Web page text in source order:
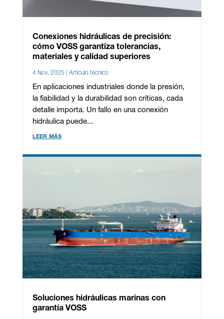
Conexiones hidráulicas de precisión:
cómo VOSS garantiza tolerancias,
materiales y calidad superiores
4 Nov, 2025 Artículo técnico
En aplicaciones industriales donde la presión,
la fiabilidad y la durabilidad son críticas, cada
detalle importa. Un fallo en una conexión
hidráulica puede...
leer más
Soluciones hidráulicas marinas con
garantía VOSS